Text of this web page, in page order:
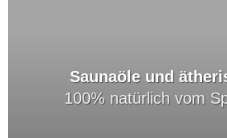
Saunaöle und
100% natürlich vom